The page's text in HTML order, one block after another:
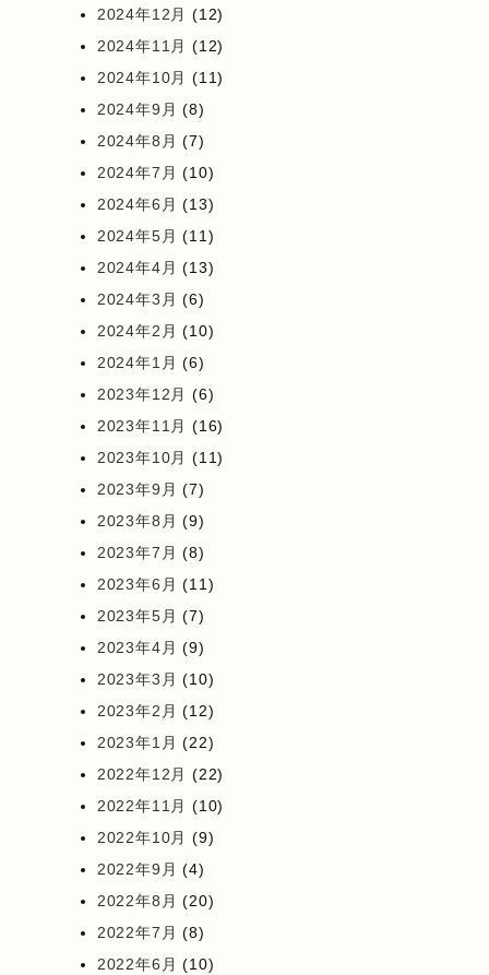
2024年12月 (12)
2024年11月 (12)
2024年10月 (11)
2024年9月 (8)
2024年8月 (7)
2024年7月 (10)
2024年6月 (13)
2024年5月 (11)
2024年4月 (13)
2024年3月 (6)
2024年2月 (10)
2024年1月 (6)
2023年12月 (6)
2023年11月 (16)
2023年10月 (11)
2023年9月 (7)
2023年8月 (9)
2023年7月 (8)
2023年6月 (11)
2023年5月 (7)
2023年4月 (9)
2023年3月 (10)
2023年2月 (12)
2023年1月 (22)
2022年12月 (22)
2022年11月 (10)
2022年10月 (9)
2022年9月 (4)
2022年8月 (20)
2022年7月 (8)
2022年6月 (10)